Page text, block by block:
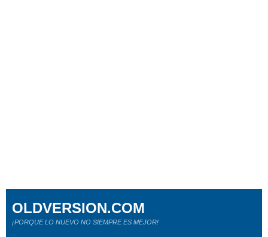
OLDVERSION.COM
¡PORQUE LO NUEVO NO SIEMPRE ES MEJOR!